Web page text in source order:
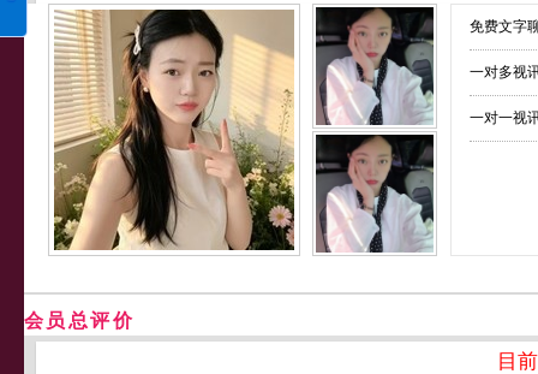
免费文字
一对多视
一对一视
会员总评价
目